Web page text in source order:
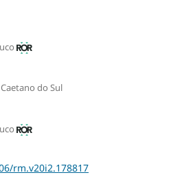
do Sul
rm.v20i2.178817